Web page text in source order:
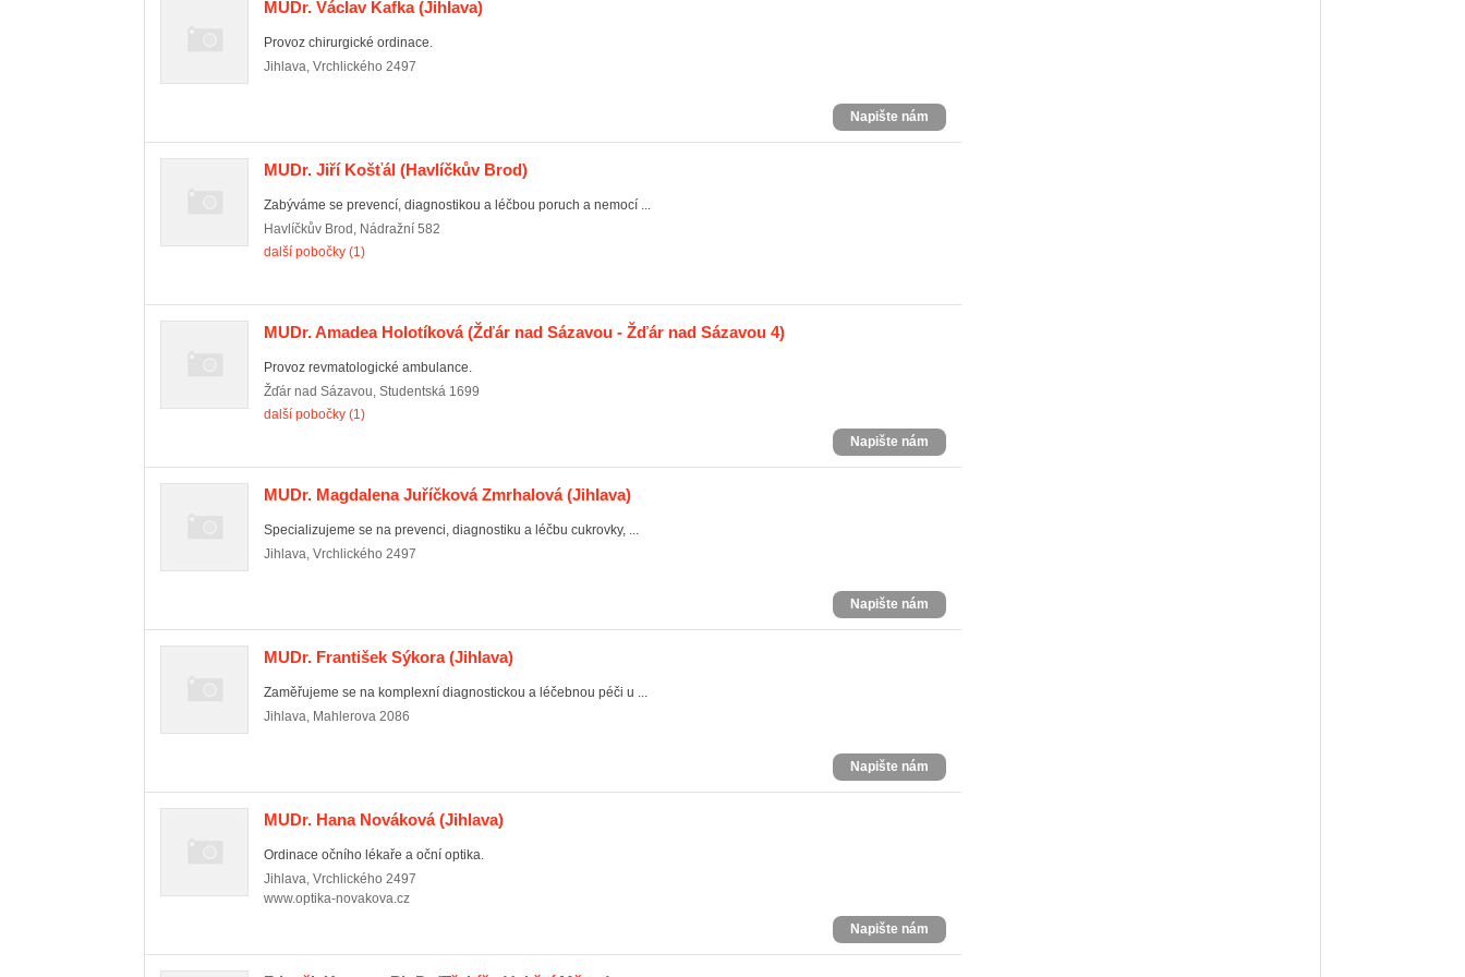
MUDr. Václav Kafka(Jihlava)
Provoz chirurgické ordinace.
Jihlava, Vrchlického 2497
Napište nám
MUDr. Jiří Košťál (Havlíčkův Brod)
Zabýváme se prevencí, diagnostikou a léčbou poruch a nemocí ...
Havlíčkův Brod , Nádražní 582
další pobočky (1)
MUDr. Amadea Holotíková(Žďár nad Sázavou - Žďár nad Sázavou 4)
Provoz revmatologické ambulance.
Žďár nad Sázavou, Studentská 1699
další pobočky (1)
Napište nám
MUDr. Magdalena Juříčková Zmrhalová(Jihlava)
Specializujeme se na prevenci, diagnostiku a léčbu cukrovky, ...
Jihlava, Vrchlického 2497
Napište nám
MUDr. František Sýkora(Jihlava)
Zaměřujeme se na komplexní diagnostickou a léčebnou péči u ...
Jihlava, Mahlerova 2086
Napište nám
MUDr. Hana Nováková(Jihlava)
Ordinace očního lékaře a oční optika.
Jihlava, Vrchlického 2497
www.optika-novakova.cz
Napište nám